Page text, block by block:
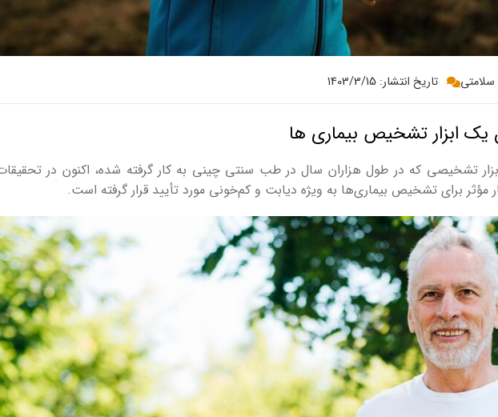
تاریخ انتشار: 1403/3/15
یک ابزار تشخیص بیماری ها
تشخیصی که در طول هزاران سال در طب سنتی چینی به کار گرفته شده، اکنون در
مؤثر برای تشخیص بیماری‌ها به ویژه دیابت و کم‌خونی مورد تأیید قرار گرفته است.